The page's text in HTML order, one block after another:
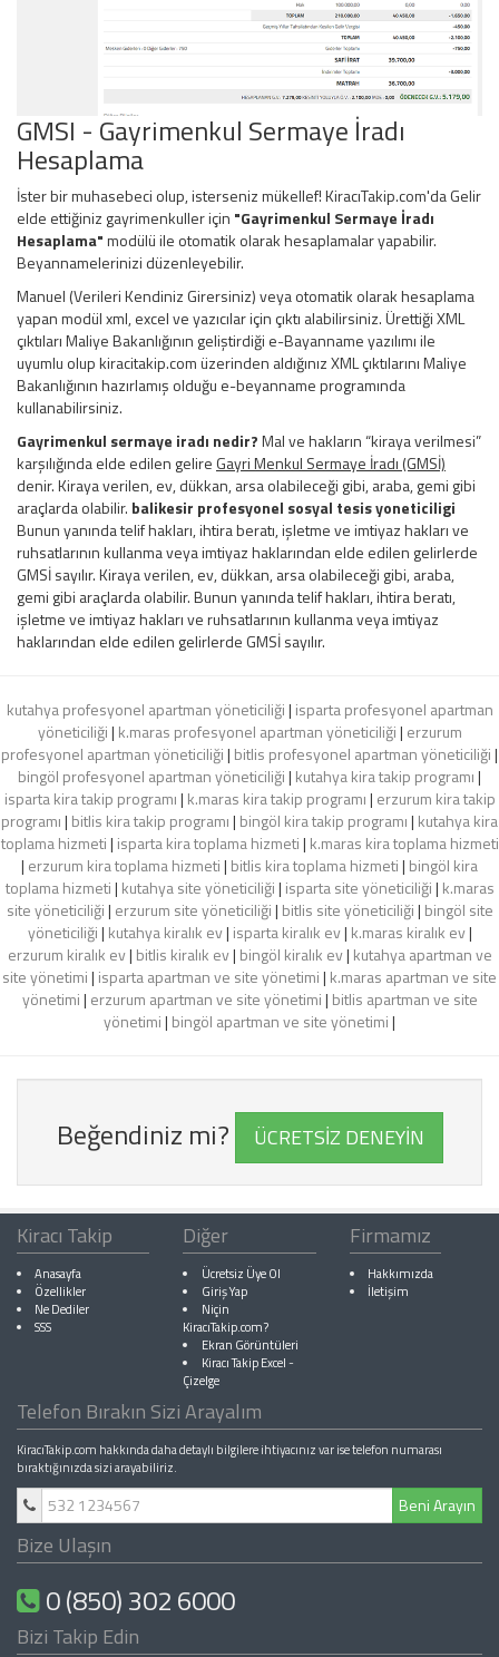
GMSI - Gayrimenkul Sermaye İradı
Hesaplama
İster bir muhasebeci olup, isterseniz mükellef! KiracıTakip.com'da Gelir
elde ettiğiniz gayrimenkuller için "Gayrimenkul Sermaye İradı
Hesaplama"modülü ile otomatik olarak hesaplamalar yapabilir.
Beyannamelerinizi düzenleyebilir.
Manuel (Verileri Kendiniz Girersiniz) veya otomatik olarak hesaplama
yapan modül xml, excel ve yazıcılar için çıktı alabilirsiniz. Ürettiği XML
çıktıları Maliye Bakanlığının geliştirdiği e-Bayanname yazılımı ile
uyumlu olup kiracitakip.com üzerinden aldığınız XML çıktılarını Maliye
Bakanlığının hazırlamış olduğu e-beyanname programında
kullanabilirsiniz.
Gayrimenkul sermaye iradı nedir?Mal ve hakların “kiraya verilmesi”
karşılığında elde edilen gelire Gayri Menkul Sermaye İradı (GMSİ)
denir. Kiraya verilen, ev, dükkan, arsa olabileceği gibi, araba, gemi gibi
araçlarda olabilir. balikesir profesyonel sosyal tesis yoneticiligi
Bunun yanında telif hakları, ihtira beratı, işletme ve imtiyaz hakları ve
ruhsatlarının kullanma veya imtiyaz haklarından elde edilen gelirlerde
GMSİ sayılır. Kiraya verilen, ev, dükkan, arsa olabileceği gibi, araba,
gemi gibi araçlarda olabilir. Bunun yanında telif hakları, ihtira beratı,
işletme ve imtiyaz hakları ve ruhsatlarının kullanma veya imtiyaz
haklarından elde edilen gelirlerde GMSİ sayılır.
kutahya profesyonel apartman yöneticiliği| isparta profesyonel apartman
yöneticiliği| k.maras profesyonel apartman yöneticiliği| erzurum
profesyonel apartman yöneticiliği| bitlis profesyonel apartman yöneticiliği|
bingöl profesyonel apartman yöneticiliği| kutahya kira takip programı|
isparta kira takip programı| k.maras kira takip programı| erzurum kira takip
programı| bitlis kira takip programı| bingöl kira takip programı| kutahya kira
toplama hizmeti| isparta kira toplama hizmeti| k.maras kira toplama hizmeti
| erzurum kira toplama hizmeti| bitlis kira toplama hizmeti| bingöl kira
toplama hizmeti| kutahya site yöneticiliği| isparta site yöneticiliği| k.maras
site yöneticiliği| erzurum site yöneticiliği| bitlis site yöneticiliği| bingöl site
yöneticiliği| kutahya kiralık ev| isparta kiralık ev| k.maras kiralık ev|
erzurum kiralık ev| bitlis kiralık ev| bingöl kiralık ev| kutahya apartman ve
site yönetimi| isparta apartman ve site yönetimi| k.maras apartman ve site
yönetimi| erzurum apartman ve site yönetimi| bitlis apartman ve site
yönetimi| bingöl apartman ve site yönetimi|
Beğendiniz mi? ÜCRETSİZ DENEYİN
Kiracı Takip
Anasayfa
Özellikler
Ne Dediler
SSS
Diğer
Ücretsiz Üye Ol
Giriş Yap
Niçin
KiracıTakip.com?
Ekran Görüntüleri
Kiracı Takip Excel-
Çizelge
Firmamız
Hakkımızda
İletişim
Telefon Bırakın Sizi Arayalım
KiracıTakip.com hakkında daha detaylı bilgilere ihtiyacınız var ise telefon numarası
bıraktığınızda sizi arayabiliriz.
Beni Arayın
Bize Ulaşın
0 (850) 302 6000
Bizi Takip Edin